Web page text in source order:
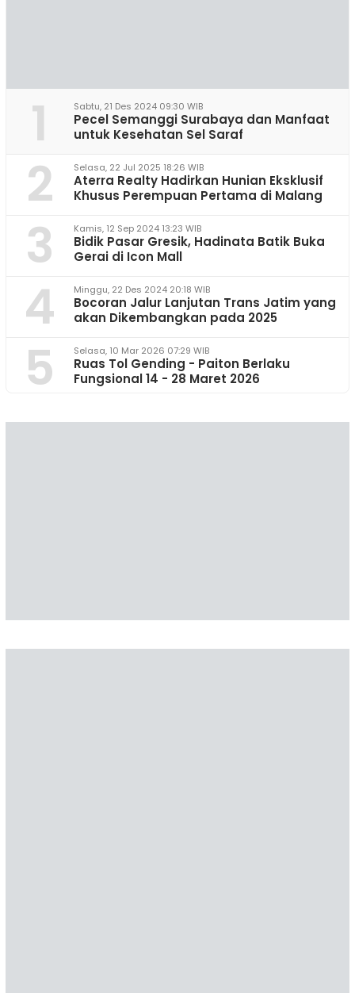
1 Sabtu, 21 Des 2024 09:30 WIB
Pecel Semanggi Surabaya dan Manfaat
untuk Kesehatan Sel Saraf
2 Selasa, 22 Jul 2025 18:26 WIB
Aterra Realty Hadirkan Hunian Eksklusif
Khusus Perempuan Pertama di Malang
3 Kamis, 12 Sep 2024 13:23 WIB
Bidik Pasar Gresik, Hadinata Batik Buka
Gerai di Icon Mall
4 Minggu, 22 Des 2024 20:18 WIB
Bocoran Jalur Lanjutan Trans Jatim yang
akan Dikembangkan pada 2025
5 Selasa, 10 Mar 2026 07:29 WIB
Ruas Tol Gending - Paiton Berlaku
Fungsional 14 - 28 Maret 2026